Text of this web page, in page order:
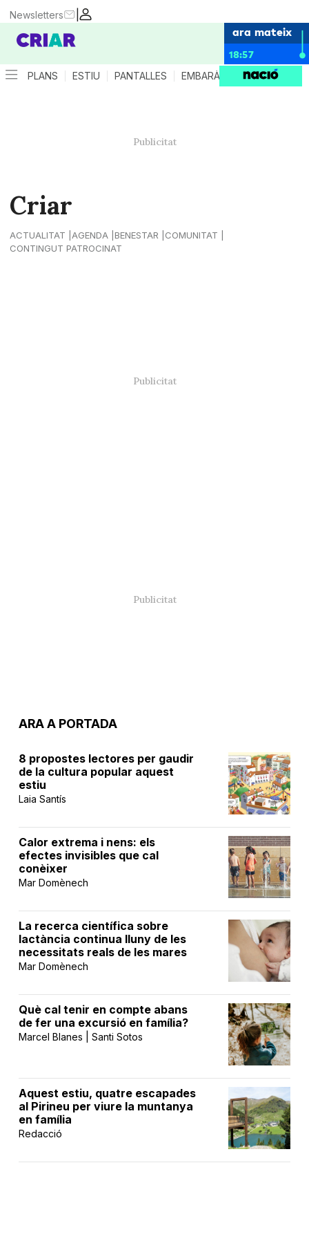
|
Newsletters
ara mateix
18:57
PLANS ESTIU PANTALLES EMBARÀS CRIANÇA
Criar
ACTUALITAT AGENDA BENESTAR
COMUNITAT
CONTINGUT PATROCINAT
ARA A PORTADA
8 propostes lectores per gaudir
de la cultura popular aquest
estiu
Laia Santís
Calor extrema i nens: els
efectes invisibles que cal
conèixer
Mar Domènech
La recerca científica sobre
lactància continua lluny de les
necessitats reals de les mares
Mar Domènech
Què cal tenir en compte abans
de fer una excursió en família?
Marcel Blanes | Santi Sotos
Aquest estiu, quatre escapades
al Pirineu per viure la muntanya
en família
Redacció